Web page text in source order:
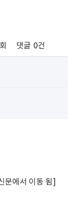
댓글 0건
문에서 이동 됨]